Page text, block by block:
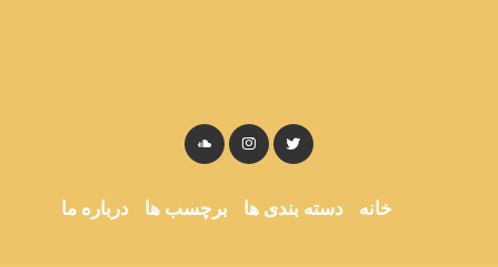
خانه دسته بندی ها برچسب ها درباره ما